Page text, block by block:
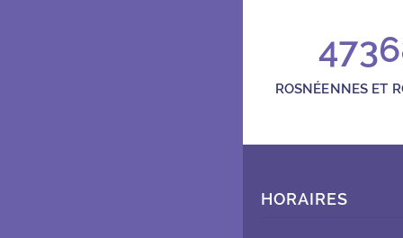
Ouvert les mardi, jeudi et
ROSNÉENNES ET
HORAIRES